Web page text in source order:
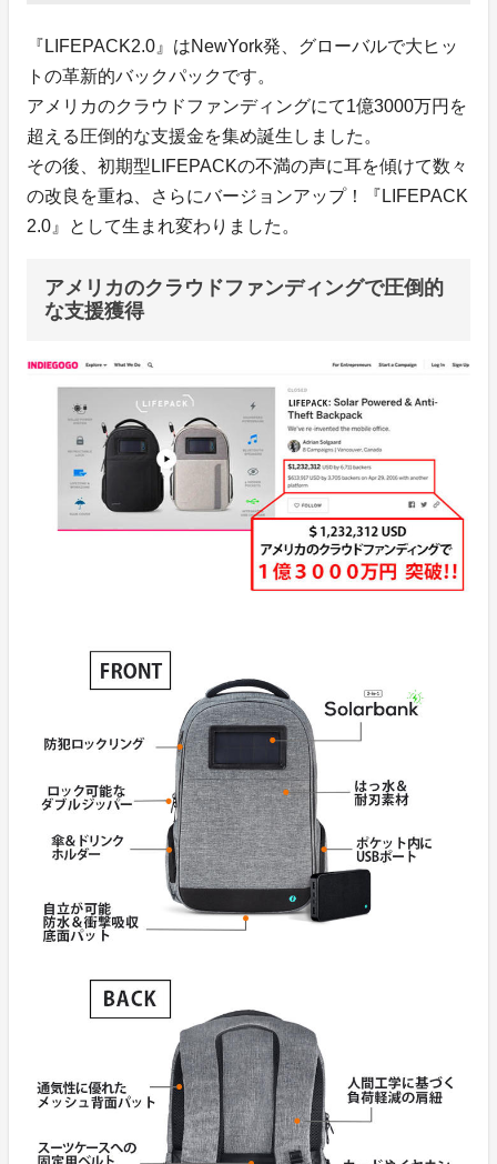
『LIFEPACK2.0』はNewYork発、グローバルで大ヒッ
トの革新的バックパックです。
アメリカのクラウドファンディングにて1億3000万円を
超える圧倒的な支援金を集め誕生しました。
その後、初期型LIFEPACKの不満の声に耳を傾けて数々
の改良を重ね、さらにバージョンアップ！『LIFEPACK
2.0』として生まれ変わりました。
アメリカのクラウドファンディングで圧倒的
な支援獲得